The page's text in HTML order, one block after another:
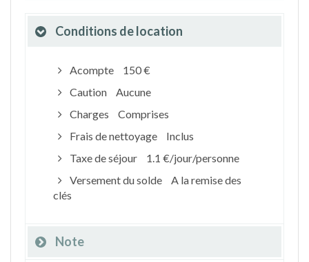
Conditions de location
Acompte
150 €
Caution
Aucune
Charges
Comprises
Frais de nettoyage
Inclus
Taxe de séjour
1.1 €/jour/personne
Versement du solde
A la remise des
clés
Note